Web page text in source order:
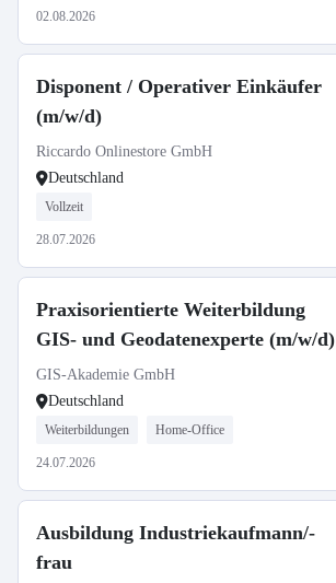
02.08.2026
Disponent / Operativer Einkäufer
(m/w/d)
Riccardo Onlinestore GmbH
Deutschland
Vollzeit
28.07.2026
Praxisorientierte Weiterbildung
GIS- und Geodatenexperte (m/w/d)
GIS-Akademie GmbH
Deutschland
Weiterbildungen Home-Office
24.07.2026
Ausbildung Industriekaufmann/-
frau